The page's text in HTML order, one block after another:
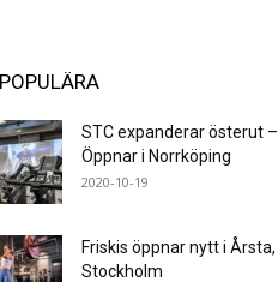
STC expanderar österut –
Öppnar i Norrköping
2020-10-19
Friskis öppnar nytt i Årsta,
Stockholm